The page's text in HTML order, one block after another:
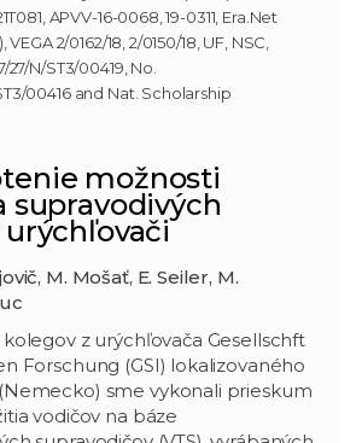
APVV-16-0068, 19-0311, Era.Net
VEGA 2/0162/18, 2/0150/18, UF, NSC,
N/ST3/00419, No.
00416 and Nat. Scholarship
možnosti
supravodivých
urýchľovači
M. Mošať, E. Seiler, M.
z urýchľovača Gesellschft
Forschung (GSI) lokalizovaného
sme vykonali prieskum
vodičov na báze